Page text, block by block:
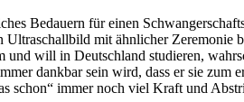
Bedauern für einen
Ultraschallbild mit ähnlicher Zeremonie
und will in Deutschland studieren,
dankbar sein wird, dass er sie zum
schon“ immer noch viel Kraft und